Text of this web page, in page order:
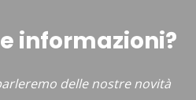
informazioni?
delle nostre novità